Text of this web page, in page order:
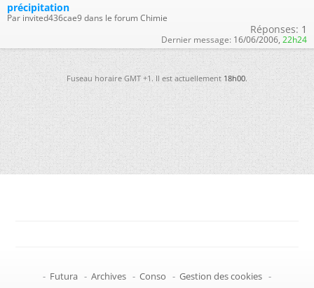
précipitation
Par invited436cae9 dans le forum Chimie
Réponses: 1
Dernier message: 16/06/2006, 22h24
Fuseau horaire GMT +1. Il est actuellement18h00.
- Futura - Archives - Conso - Gestion des cookies -